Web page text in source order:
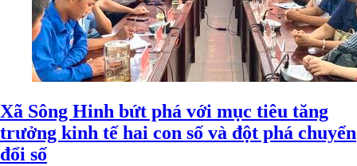
Xã Sông Hinh bứt phá với mục tiêu tăng
trưởng kinh tế hai con số và đột phá chuyển
đổi số